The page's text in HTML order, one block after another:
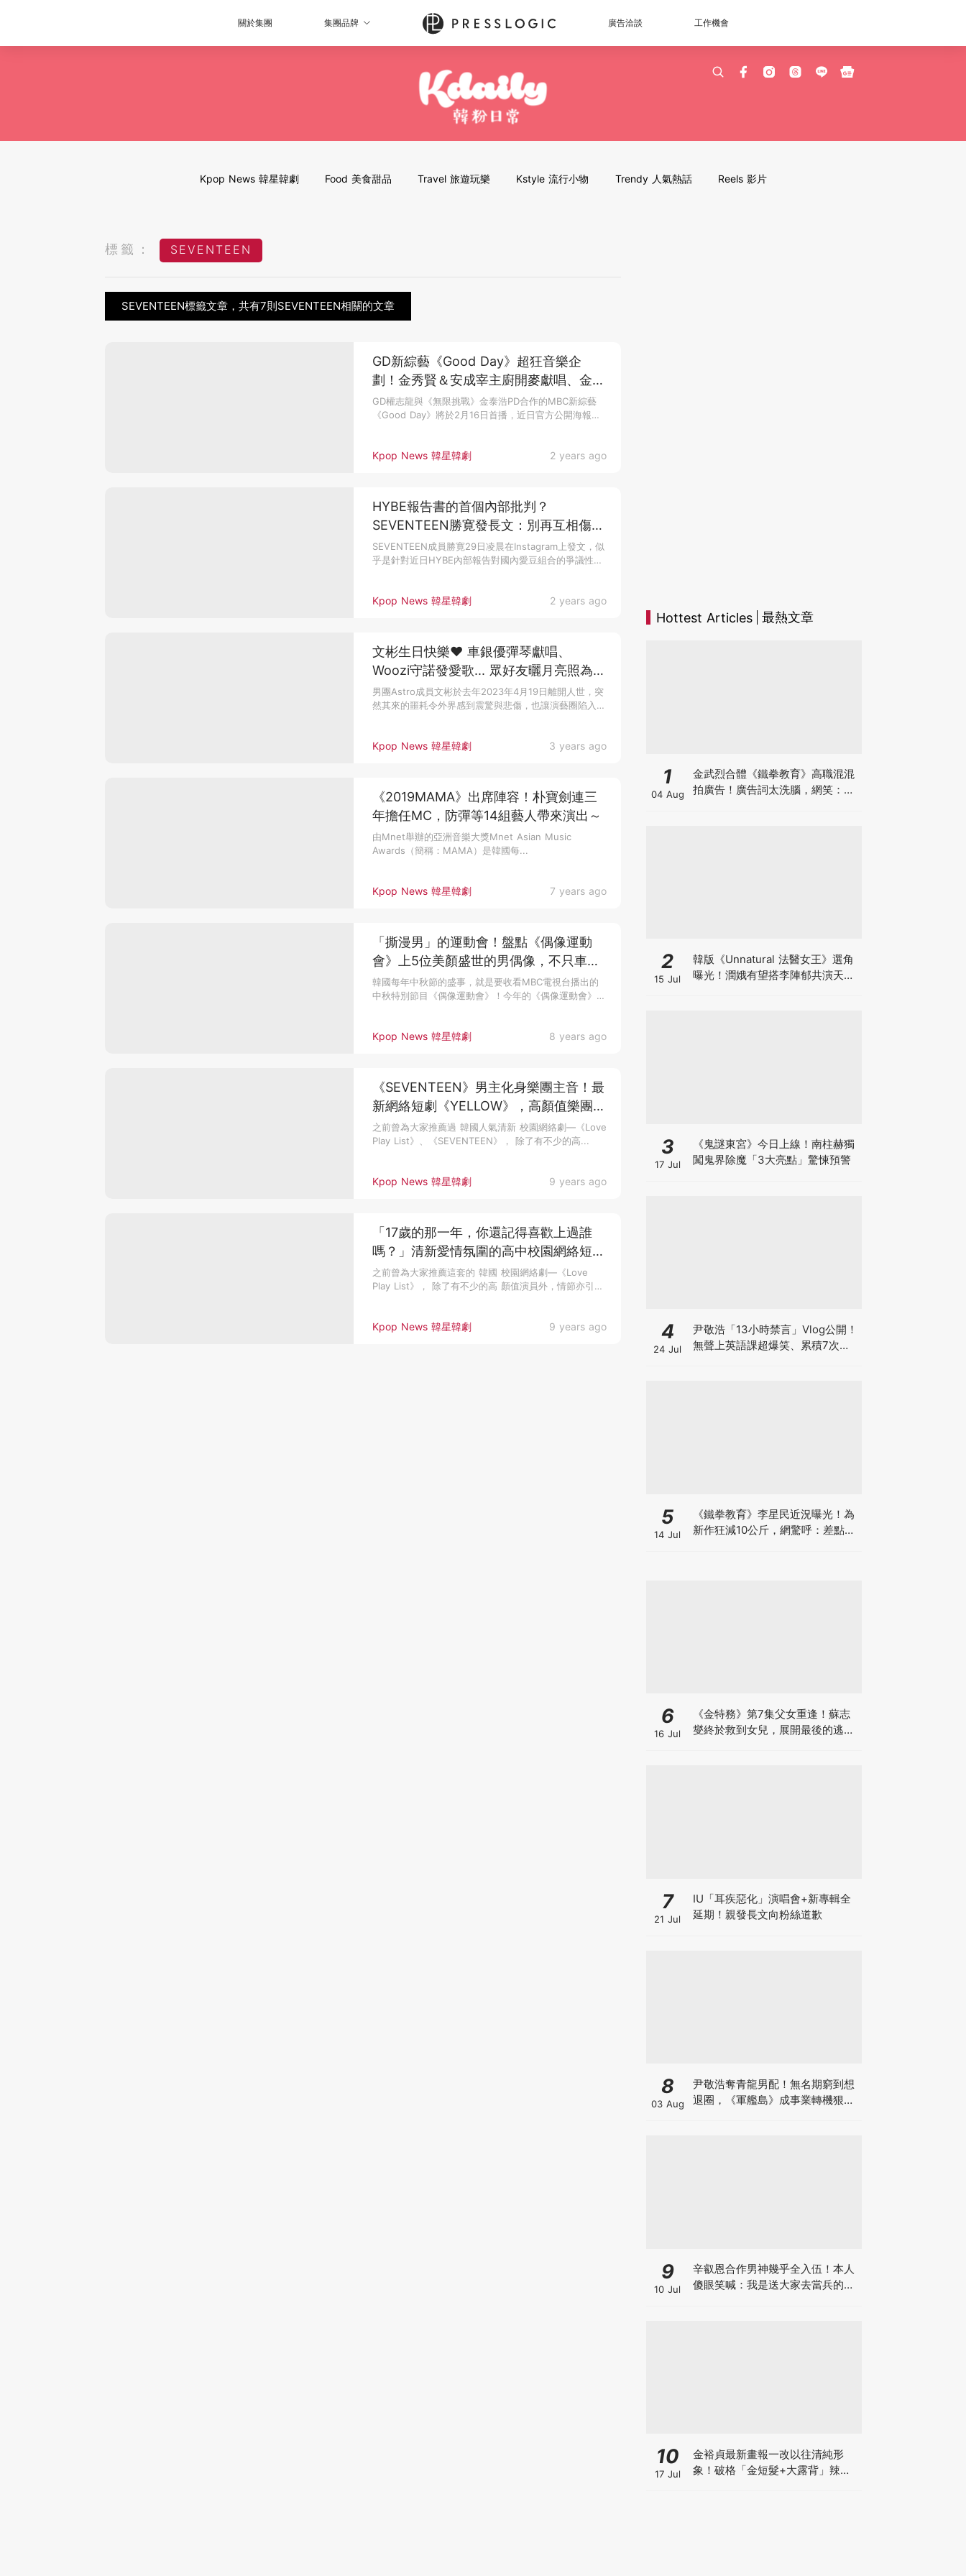
關於集團 集團品牌 廣告洽談 工作機會
Kpop News 韓星韓劇 Food 美食甜品 Travel 旅遊玩樂 Kstyle 流行小物 Trendy 人氣熱話 Reels 影片
標籤： SEVENTEEN
SEVENTEEN標籤文章，共有7則SEVENTEEN相關的文章
Kpop News 韓星韓劇 2 years ago
GD新綜藝《Good Day》超狂音樂企
劃！金秀賢＆安成宰主廚開麥獻唱、金高
銀彈吉他
GD權志龍與《無限挑戰》金泰浩PD合作的MBC新綜藝
《Good Day》將於2月16日首播，近日官方公開海報與
Kpop News 韓星韓劇 2 years ago
HYBE報告書的首個內部批判？
SEVENTEEN勝寛發長文：別再互相傷
害、我們不是道具
SEVENTEEN成員勝寛29日凌晨在Instagram上發文，似
乎是針對近日HYBE內部報告對國內愛豆組合的爭議性評
Kpop News 韓星韓劇 3 years ago
文彬生日快樂♥ 車銀優彈琴獻唱、
Woozi守諾發愛歌... 眾好友曬月亮照為他
慶生超催淚QQ
男團Astro成員文彬於去年2023年4月19日離開人世，突
然其來的噩耗令外界感到震驚與悲傷，也讓演藝圈陷入了
Kpop News 韓星韓劇 7 years ago
《2019MAMA》出席陣容！朴寶劍連三
年擔任MC，防彈等14組藝人帶來演出～
由Mnet舉辦的亞洲音樂大獎Mnet Asian Music
Awards（簡稱：MAMA）是韓國每...
Kpop News 韓星韓劇 8 years ago
「撕漫男」的運動會！盤點《偶像運動
會》上5位美顏盛世的男偶像，不只車銀
優、他們也超好看啊～
韓國每年中秋節的盛事，就是要收看MBC電視台播出的
中秋特別節目《偶像運動會》！今年的《偶像運動會》在
Kpop News 韓星韓劇 9 years ago
《SEVENTEEN》男主化身樂團主音！最
新網絡短劇《YELLOW》，高顏值樂團成
員融化女心～
之前曾為大家推薦過 韓國人氣清新 校園網絡劇—《Love
Play List》、《SEVENTEEN》， 除了有不少的高...
Kpop News 韓星韓劇 9 years ago
「17歲的那一年，你還記得喜歡上過誰
嗎？」清新愛情氛圍的高中校園網絡短劇
《SEVENTEEN》
之前曾為大家推薦這套的 韓國 校園網絡劇—《Love
Play List》， 除了有不少的高 顏值演員外，情節亦引起
Hottest Articles 最熱文章
1
04 Aug
金武烈合體《鐵拳教育》高職混混
拍廣告！廣告詞太洗腦，網笑：像
2
15 Jul
韓版《Unnatural 法醫女王》選角
曝光！潤娥有望搭李陣郁共演天才
3
17 Jul
《鬼謎東宮》今日上線！南柱赫獨
闖鬼界除魔「3大亮點」驚悚預警
4
24 Jul
尹敬浩「13小時禁言」Vlog公開！
無聲上英語課超爆笑、累積7次警
5
14 Jul
《鐵拳教育》李星民近況曝光！為
新作狂減10公斤，網驚呼：差點認
6
16 Jul
《金特務》第7集父女重逢！蘇志
燮終於救到女兒，展開最後的逃脫
7
21 Jul
IU「耳疾惡化」演唱會+新專輯全
延期！親發長文向粉絲道歉
8
03 Aug
尹敬浩奪青龍男配！無名期窮到想
退圈，《軍艦島》成事業轉機狠甩
9
10 Jul
辛叡恩合作男神幾乎全入伍！本人
傻眼笑喊：我是送大家去當兵的人
10
17 Jul
金裕貞最新畫報一改以往清純形
象！破格「金短髮+大露背」辣翻